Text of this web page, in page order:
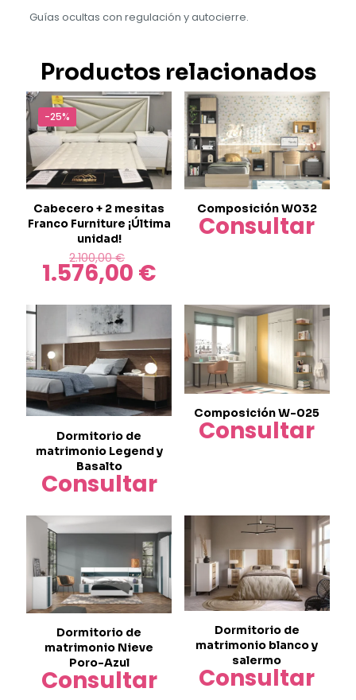
Guías ocultas con regulación y autocierre.
Productos relacionados
-25%
Cabecero + 2 mesitas
Franco Furniture ¡Última
unidad!
2.100,00€
precio
original
era:
2.100,00 €.
1.576,00 €El
actual
1.576,00 €.
Composición W032
Consultar
Dormitorio de
matrimonio Legend y
Basalto
Consultar
Composición W-025
Consultar
Dormitorio de
matrimonio Nieve
Poro-Azul
Consultar
Dormitorio de
matrimonio blanco y
salermo
Consultar